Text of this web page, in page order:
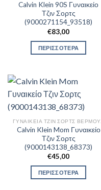
Calvin Klein 90S Γυναικείο
Τζιν Σορτς
(9000271154_93518)
€83,00
ΠΕΡΙΣΣΟΤΕΡΑ
Calvin Klein Mom Γυναικείο
Τζιν Σορτς
(9000143138_68373)
€45,00
ΠΕΡΙΣΣΟΤΕΡΑ